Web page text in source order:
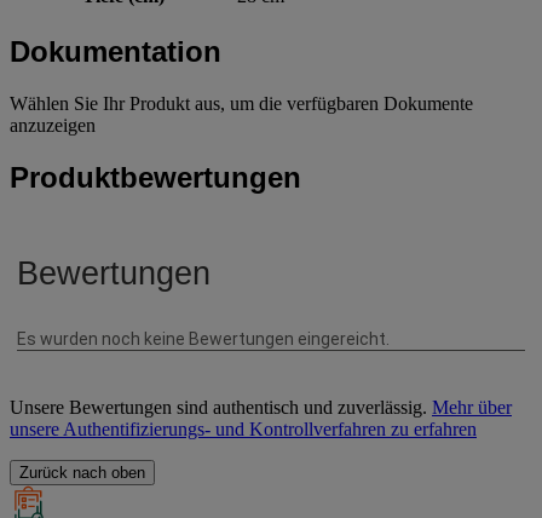
Dokumentation
Wählen Sie Ihr Produkt aus, um die verfügbaren Dokumente
anzuzeigen
Produktbewertungen
Unsere Bewertungen sind authentisch und zuverlässig. Mehr über
unsere Authentifizierungs- und Kontrollverfahren zu erfahren
Zurück nach oben